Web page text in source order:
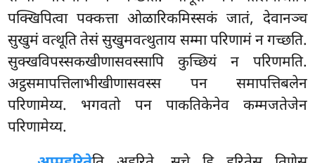
पक्खिपित्वा पक्कत्ता ओळारिकमिस्सकं जातं, देवानञ्च
सुखुमं वत्थूति तेसं सुखुमवत्थुताय सम्मा परिणामं न गच्छति.
सुक्खविपस्सकखीणासवस्सापि कुच्छियं न परिणमति.
अट्ठसमापत्तिलाभीखीणासवस्स पन समापत्तिबलेन
परिणामेय्य. भगवतो पन पाकतिकेनेव कम्मजतेजेन
परिणामेय्य.